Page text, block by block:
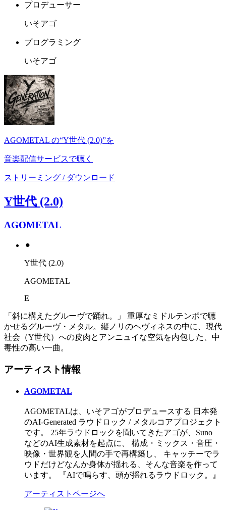
プロデューサー
いそアゴ
プログラミング
いそアゴ
AGOMETAL の“Y世代 (2.0)”を
音楽配信サービスで聴く
ストリーミング / ダウンロード
Y世代 (2.0)
AGOMETAL
⚫︎
Y世代 (2.0)
AGOMETAL
E
​「斜に構えたグルーヴで踊れ。」 重厚なミドルテンポで聴
かせるグルーヴ・メタル。縦ノリのヘヴィネスの中に、現代
社会（Y世代）への皮肉とアンニュイな空気を内包した、中
毒性の高い一曲。
アーティスト情報
AGOMETAL
AGOMETALは、いそアゴがプロデュースする 日本発
のAI-Generated ラウドロック / メタルコアプロジェクト
です。 25年ラウドロックを聞いてきたアゴが、Suno
などのAI生成素材を起点に、 構成・ミックス・音圧・
映像・世界観を人間の手で再構築し、 キャッチーでラ
ウドだけどなんか身体が揺れる、そんな音楽を作って
います。 『AIで鳴らす、頭が揺れるラウドロック。』
アーティストページへ